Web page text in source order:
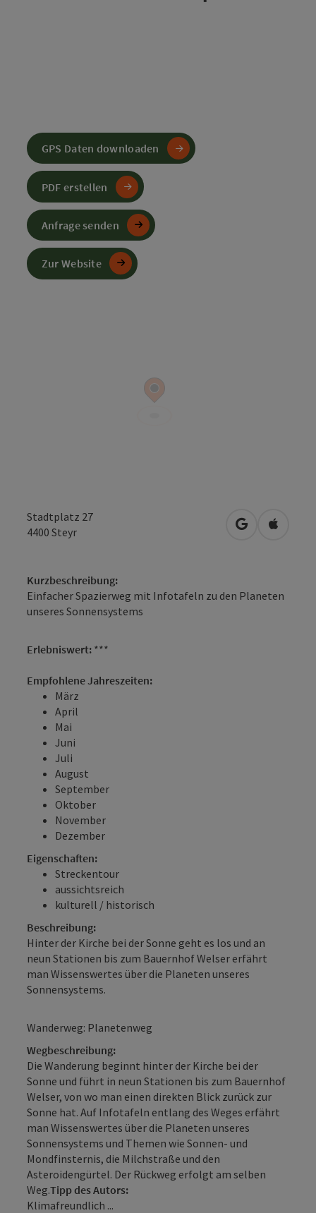
Stadtplatz 27
4400 Steyr in Google
in
Kurzbeschreibung:
Einfacher Spazierweg mit Infotafeln zu den Planeten
unseres Sonnensystems
Erlebniswert: ***
Empfohlene Jahreszeiten:
März
April
Mai
Juni
Juli
August
September
Oktober
November
Dezember
Eigenschaften:
Streckentour
aussichtsreich
kulturell / historisch
Beschreibung:
Hinter der Kirche bei der Sonne geht es los und an
neun Stationen bis zum Bauernhof Welser erfährt
man Wissenswertes über die Planeten unseres
Sonnensystems.
Wanderweg: Planetenweg
Wegbeschreibung:
Die Wanderung beginnt hinter der Kirche bei der
Sonne und führt in neun Stationen bis zum Bauernhof
Welser, von wo man einen direkten Blick zurück zur
Sonne hat. Auf Infotafeln entlang des Weges erfährt
man Wissenswertes über die Planeten unseres
Sonnensystems und Themen wie Sonnen- und
Mondfinsternis, die Milchstraße und den
Asteroidengürtel. Der Rückweg erfolgt am selben
Weg.Tipp des Autors:
Klimafreundlich ...
GPS Daten downloaden
PDF erstellen
Anfrage senden
Zur Website